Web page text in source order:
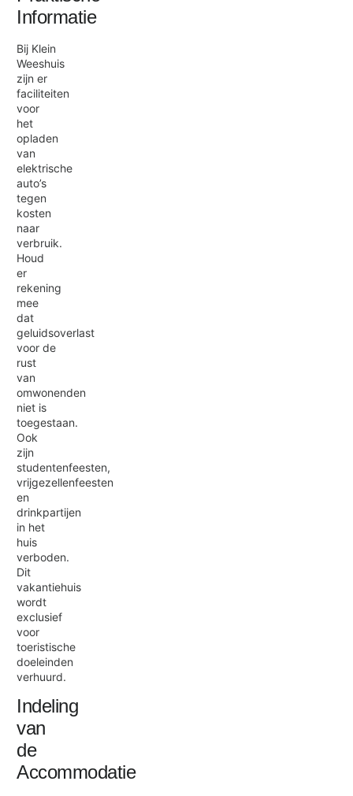
Informatie
Bij Klein
Weeshuis
zijn er
faciliteiten
voor
het
opladen
van
elektrische
auto’s
tegen
kosten
naar
verbruik.
Houd
er
rekening
mee
dat
geluidsoverlast
voor de
rust
van
omwonenden
niet is
toegestaan.
Ook
zijn
studentenfeesten,
vrijgezellenfeesten
en
drinkpartijen
in het
huis
verboden.
Dit
vakantiehuis
wordt
exclusief
voor
toeristische
doeleinden
verhuurd.
Indeling
van
de
Accommodatie